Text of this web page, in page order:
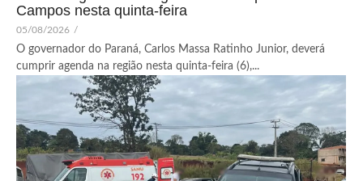
Campos nesta quinta-feira
05/08/2026 /
O governador do Paraná, Carlos Massa Ratinho Junior, deverá
cumprir agenda na região nesta quinta-feira (6),...